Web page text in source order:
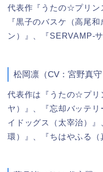
代表作『うたの☆プリン
『黒子のバスケ（高尾
ン）』、『SERVAMP-
松岡凛（CV：宮野真守
代表作は『うたの☆プリ
ヤ）』、『忘却バッテ
イドッグス（太宰治）
環）』、『ちはやふる（